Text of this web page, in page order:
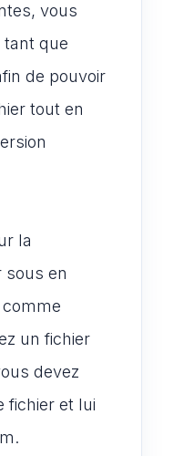
vous
tant que
de pouvoir
tout en
la
sous en
un fichier
devez
fichier et lui